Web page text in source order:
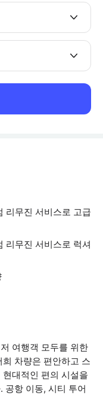
리무진 서비스로 고급
리무진 서비스로 럭셔
여행객 모두를 위한
차량은 편안하고 스
대적인 편의 시설을
공항 이동, 시티 투어